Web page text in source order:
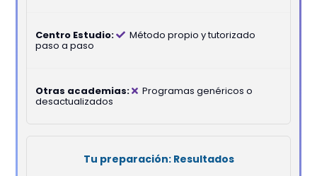
Método propio y tutorizado
paso a paso
Programas genéricos o
desactualizados
Resultados